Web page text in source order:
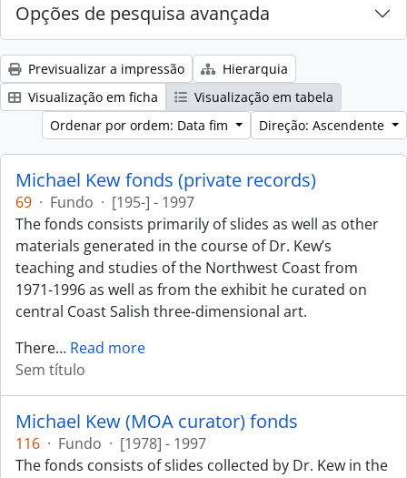
Opções de pesquisa avançada
Previsualizar a impressão
Hierarquia
Visualização em ficha
Visualização em tabela
Ordenar por ordem: Data fim
Direção: Ascendente
Michael Kew fonds (private records)
69 · Fundo · [195-] - 1997
The fonds consists primarily of slides as well as other
materials generated in the course of Dr. Kew’s
teaching and studies of the Northwest Coast from
1971-1996 as well as from the exhibit he curated on
central Coast Salish three-dimensional art.
There… Read more
Sem título
Michael Kew (MOA curator) fonds
116 · Fundo · [1978] - 1997
The fonds consists of slides collected by Dr. Kew in the